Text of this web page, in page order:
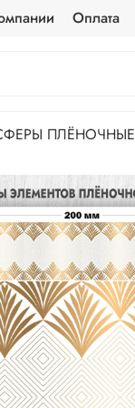
Оплата
ПЛЁНОЧНЫЕ